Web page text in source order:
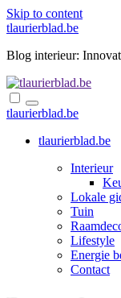
Skip to content
tlaurierblad.be
Blog interieur:
tlaurierblad.be
tlaurierblad.be
Interieur
Lokale
Tuin
Lifestyle
Energie
Contact